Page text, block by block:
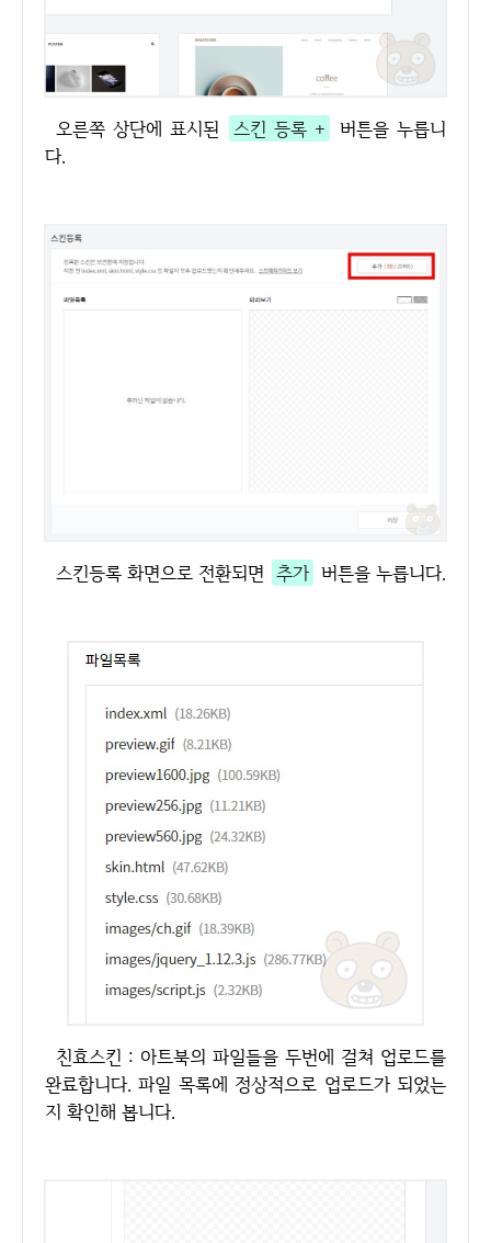
오른쪽 상단에 표시된 스킨 등록 +
버튼을 누릅니
다.
스킨등록 화면으로 전환되면 추가 버튼을 누릅니다.
친효스킨 : 아트북의 파일들을 두번에 걸쳐 업로드를
완료합니다. 파일 목록에 정상적으로 업로드가 되었는
지 확인해 봅니다.